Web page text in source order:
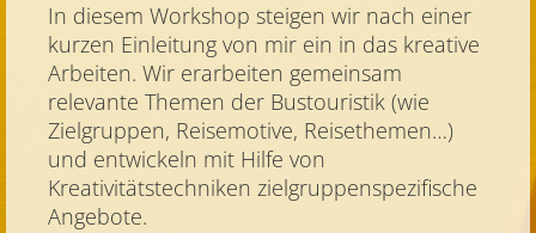
In diesem Workshop steigen wir nach einer
kurzen Einleitung von mir ein in das kreative
Arbeiten. Wir erarbeiten gemeinsam
relevante Themen der Bustouristik (wie
Zielgruppen, Reisemotive, Reisethemen…)
und entwickeln mit Hilfe von
Kreativitätstechniken zielgruppenspezifische
Angebote.